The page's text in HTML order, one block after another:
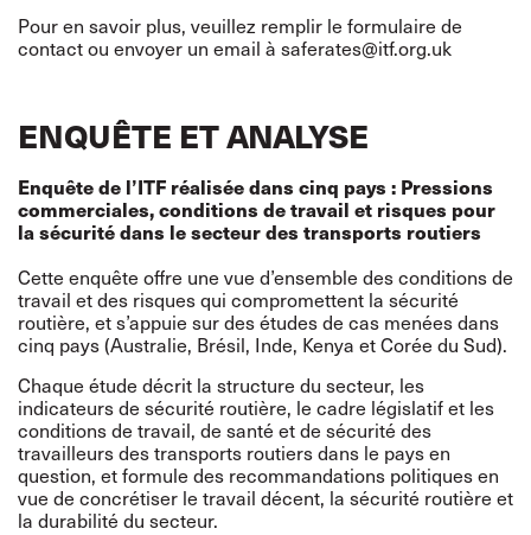
Pour en savoir plus, veuillez remplir le formulaire de
contactou envoyer un email à saferates@itf.org.uk
ENQUÊTE ET ANALYSE
Enquête de l’ITF réalisée dans cinq pays : Pressions
commerciales, conditions de travail et risques pour
la sécurité dans le secteur des transports routiers
Cette enquête offre une vue d’ensemble des conditions de
travail et des risques qui compromettent la sécurité
routière, et s’appuie sur des études de cas menées dans
cinq pays (Australie, Brésil, Inde, Kenya et Corée du Sud).
Chaque étude décrit la structure du secteur, les
indicateurs de sécurité routière, le cadre législatif et les
conditions de travail, de santé et de sécurité des
travailleurs des transports routiers dans le pays en
question, et formule des recommandations politiques en
vue de concrétiser le travail décent, la sécurité routière et
la durabilité du secteur.